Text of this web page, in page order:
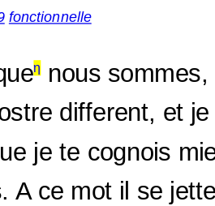
fonctionnelle
ηnous sommes,
different, et
je te cognois
A ce mot il se